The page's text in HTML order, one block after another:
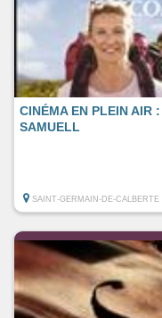
CINÉMA EN PLEIN AIR
SAMUELL
SAINT-GERMAIN-DE-CALBERTE